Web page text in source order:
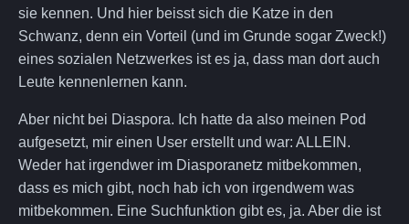
sie kennen. Und hier beisst sich die Katze in den
Schwanz, denn ein Vorteil (und im Grunde sogar Zweck!)
eines sozialen Netzwerkes ist es ja, dass man dort auch
Leute kennenlernen kann.
Aber nicht bei Diaspora. Ich hatte da also meinen Pod
aufgesetzt, mir einen User erstellt und war: ALLEIN.
Weder hat irgendwer im Diasporanetz mitbekommen,
dass es mich gibt, noch hab ich von irgendwem was
mitbekommen. Eine Suchfunktion gibt es, ja. Aber die ist